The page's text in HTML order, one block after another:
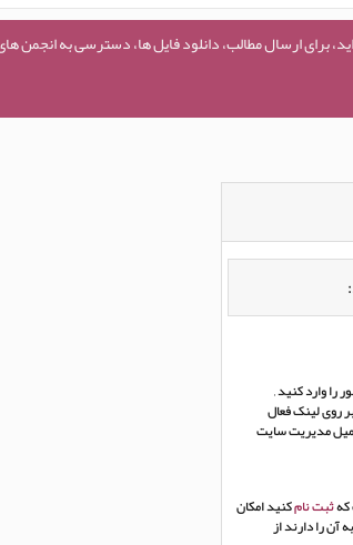
برای ارسال مطالب، دانلود فایل ها، دسترسی به انجمن
را وارد کنید ,
روی لینک فعال
مدیریت سایت
کهثبت نامکنید امکان
را دارند از